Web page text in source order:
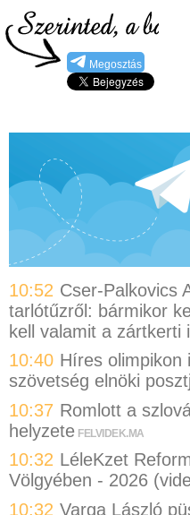
Megosztás
10:52 Cser-Palkovics
tarlótűzről: bármikor
kell valamit a zártkerti
10:40 Híres olimpikon
szövetség elnöki
10:37 Romlott a
helyzete FELVIDEK.MA
10:32 LéleKzet
Völgyében - 2026
10:32 Varga László